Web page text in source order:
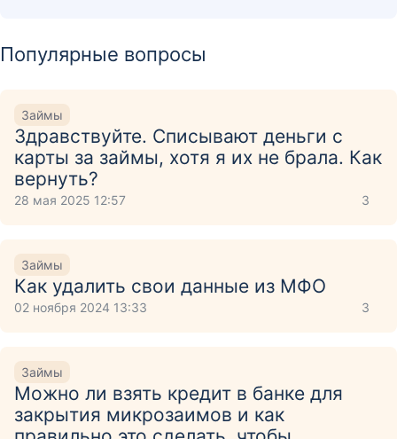
Популярные вопросы
Займы
Здравствуйте. Списывают деньги с
карты за займы, хотя я их не брала. Как
вернуть?
28 мая 2025 12:57 3
Займы
Как удалить свои данные из МФО
02 ноября 2024 13:33 3
Займы
Можно ли взять кредит в банке для
закрытия микрозаимов и как